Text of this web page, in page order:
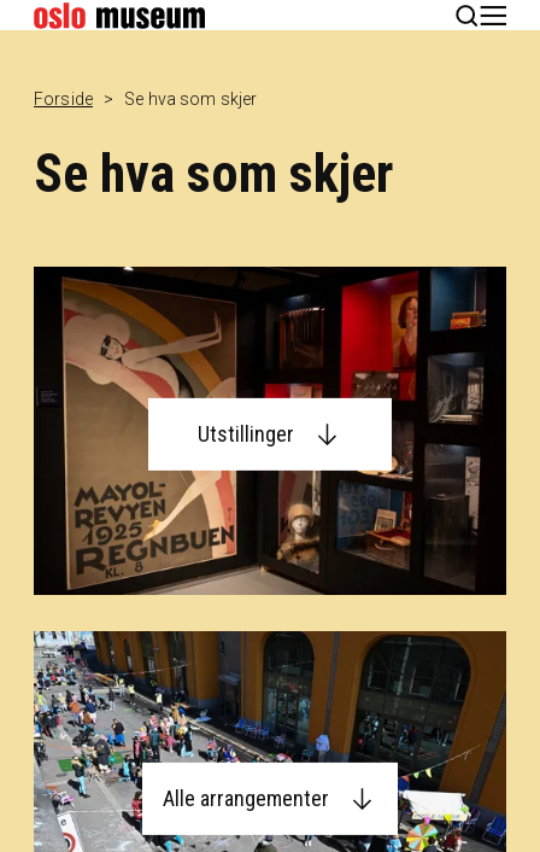
English
Forside Se hva som skjer
Se hva som skjer
Utstillinger
Alle arrangementer